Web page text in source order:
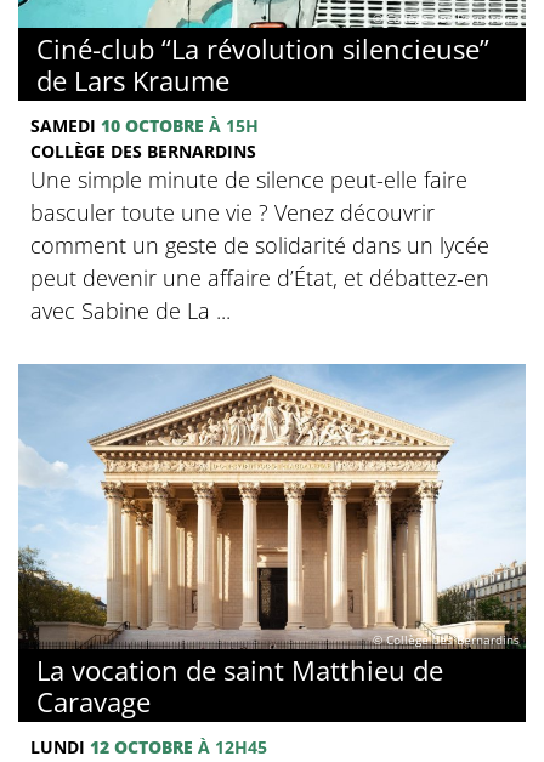
© Collège des Bernardins
Ciné-club “La révolution silencieuse”
de Lars Kraume
SAMEDI 10 OCTOBRE À 15H
COLLÈGE DES BERNARDINS
Une simple minute de silence peut-elle faire
basculer toute une vie ? Venez découvrir
comment un geste de solidarité dans un lycée
peut devenir une affaire d’État, et débattez-en
avec Sabine de La ...
© Collège des Bernardins
La vocation de saint Matthieu de
Caravage
LUNDI 12 OCTOBRE À 12H45